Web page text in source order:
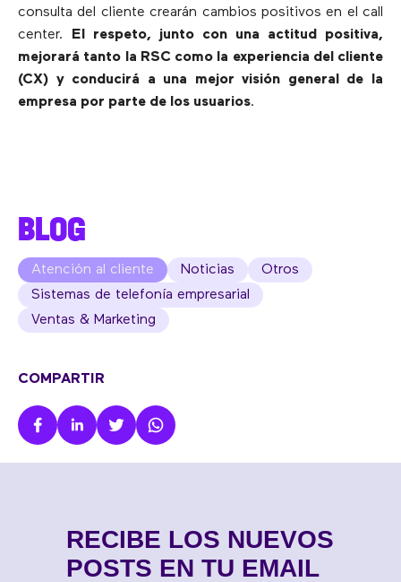
consulta del cliente crearán cambios positivos en el call
center. El respeto, junto con una actitud positiva,
mejorará tanto la RSC como la experiencia del cliente
(CX) y conducirá a una mejor visión general de la
empresa por parte de los usuarios.
BLOG
Atención al cliente Noticias
Otros
Sistemas de telefonía empresarial
Ventas & Marketing
COMPARTIR